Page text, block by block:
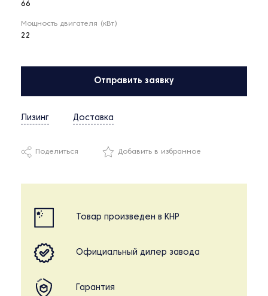
66
Мощность двигателя (кВт)
22
Отправить заявку
Лизинг Доставка
Поделиться Добавить в избранное
Товар произведен в КНР
Официальный дилер завода
Гарантия